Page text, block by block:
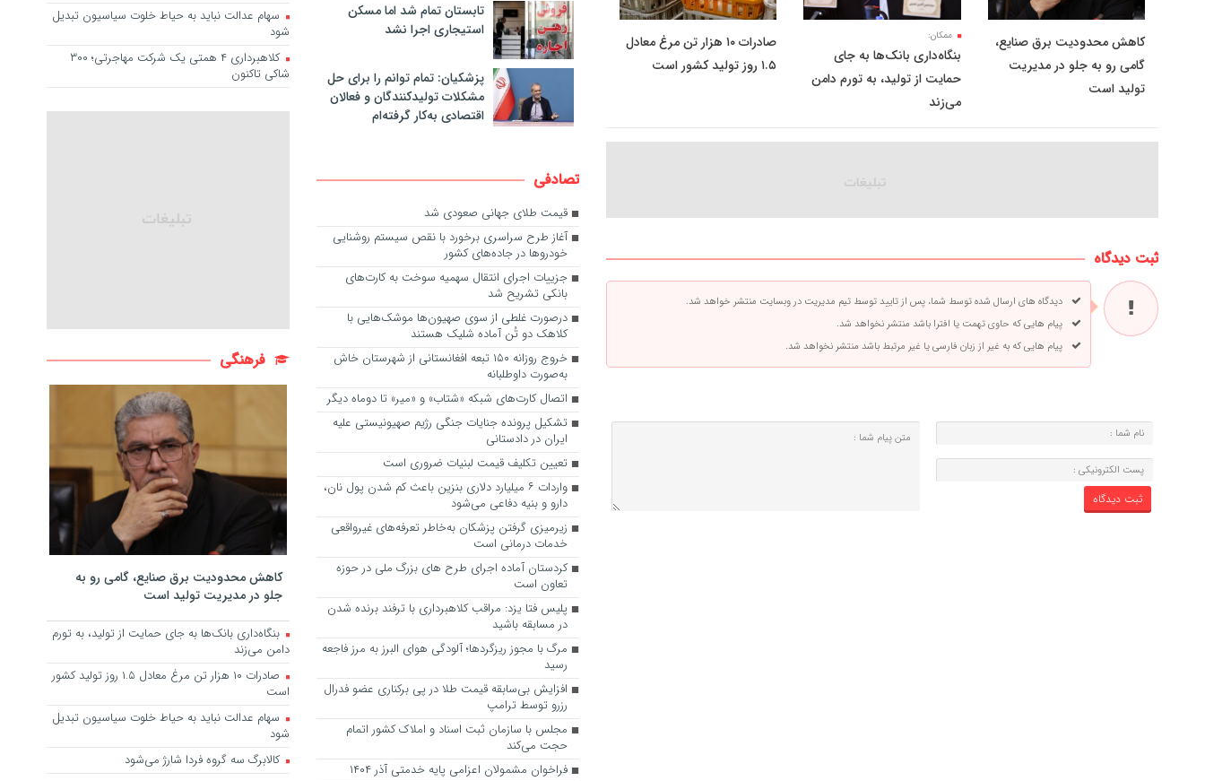
کاهش محدودیت برق صنایع،
گامی رو به جلو در مدیریت
تولید است
ممکان:
بنگاه‌داری بانک‌ها به جای
حمایت از تولید، به تورم دامن
می‌زند
صادرات ۱۰ هزار تن مرغ معادل
۱.۵ روز تولید کشور است
ثبت دیدگاه
دیدگاه های ارسال شده توسط شما، پس از تایید توسط تیم مدیریت در وبسایت منتشر خواهد شد.
پیام هایی که حاوی تهمت یا افترا باشد منتشر نخواهد شد.
پیام هایی که به غیر از زبان فارسی یا غیر مرتبط باشد منتشر نخواهد شد.
تابستان تمام شد اما مسکن
استیجاری اجرا نشد
پزشکیان: تمام توانم را برای حل
مشکلات تولیدکنندگان و فعالان
اقتصادی به‌کار گرفته‌ام
تصادفی
قیمت طلای جهانی صعودی شد
آغاز طرح سراسری برخورد با نقص سیستم روشنایی
خودروها در جاده‌های کشور
جزییات اجرای انتقال سهمیه سوخت به کارت‌های
بانکی تشریح شد
درصورت غلطی از سوی صهیون‌ها موشک‌هایی با
کلاهک دو تُن آماده شلیک هستند
خروج روزانه ۱۵۰ تبعه افغانستانی از شهرستان خاش
به‌صورت داوطلبانه
اتصال کارت‌های شبکه «شتاب» و «میر» تا دوماه دیگر
تشکیل پرونده جنایات جنگی رژیم صهیونیستی علیه
ایران در دادستانی
تعیین تکلیف قیمت لبنیات ضروری است
واردات ۶ میلیارد دلاری بنزین باعث کم شدن پول نان،
دارو و بنیه دفاعی می‌شود
زیرمیزی گرفتن پزشکان به‌خاطر تعرفه‌های غیرواقعی
خدمات درمانی است
کردستان آماده‌ اجرای طرح های بزرگ ملی در حوزه
تعاون است
پلیس فتا یزد: مراقب کلاهبرداری با ترفند برنده شدن
در مسابقه باشید
مرگ با مجوز ریزگردها؛ آلودگی هوای البرز به مرز فاجعه
رسید
افزایش بی‌سابقه قیمت طلا در پی برکناری عضو فدرال
رزرو توسط ترامپ
مجلس با سازمان ثبت اسناد و املاک کشور اتمام
حجت می‌کند
فراخوان مشمولان اعزامی پایه خدمتی آذر ۱۴۰۴
سهام عدالت نباید به حیاط خلوت سیاسیون تبدیل
شود
کلاهبرداری ۴ همتی یک شرکت مهاجرتی؛ ۳۰۰
شاکی تاکنون
فرهنگی
کاهش محدودیت برق صنایع، گامی رو به
جلو در مدیریت تولید است
بنگاه‌داری بانک‌ها به جای حمایت از تولید، به تورم
دامن می‌زند
صادرات ۱۰ هزار تن مرغ معادل ۱.۵ روز تولید کشور
است
سهام عدالت نباید به حیاط خلوت سیاسیون تبدیل
شود
کالابرگ سه گروه فردا شارژ می‌شود